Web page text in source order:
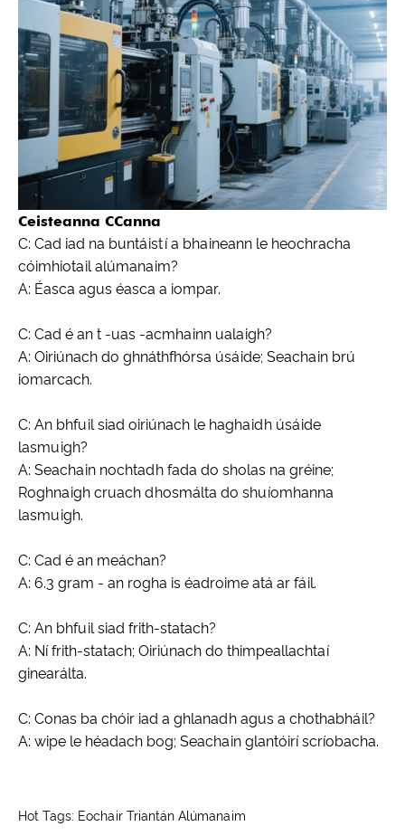
Ceisteanna CCanna
C: Cad iad na buntáistí a bhaineann le heochracha
cóimhiotail alúmanaim?
A: Éasca agus éasca a iompar.
C: Cad é an t -uas -acmhainn ualaigh?
A: Oiriúnach do ghnáthfhórsa úsáide; Seachain brú
iomarcach.
C: An bhfuil siad oiriúnach le haghaidh úsáide
lasmuigh?
A: Seachain nochtadh fada do sholas na gréine;
Roghnaigh cruach dhosmálta do shuíomhanna
lasmuigh.
C: Cad é an meáchan?
A: 6.3 gram - an rogha is éadroime atá ar fáil.
C: An bhfuil siad frith-statach?
A: Ní frith-statach; Oiriúnach do thimpeallachtaí
ginearálta.
C: Conas ba chóir iad a ghlanadh agus a chothabháil?
A: wipe le héadach bog; Seachain glantóirí scríobacha.
Hot Tags: Eochair Triantán Alúmanaim